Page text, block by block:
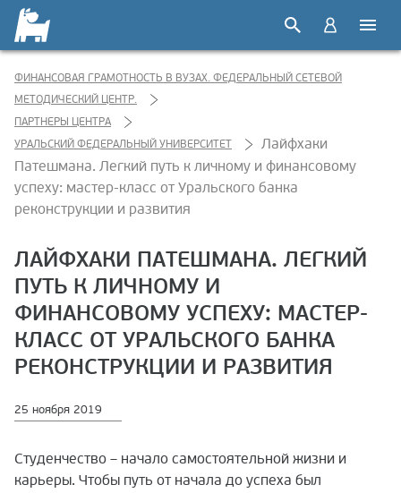
ФИНАНСОВАЯ ГРАМОТНОСТЬ В ВУЗАХ. ФЕДЕРАЛЬНЫЙ СЕТЕВОЙ
МЕТОДИЧЕСКИЙ ЦЕНТР.
ПАРТНЕРЫ ЦЕНТРА
УРАЛЬСКИЙ ФЕДЕРАЛЬНЫЙ УНИВЕРСИТЕТ
Лайфхаки
Патешмана. Легкий путь к личному и финансовому
успеху: мастер-класс от Уральского банка
реконструкции и развития
ЛАЙФХАКИ ПАТЕШМАНА. ЛЕГКИЙ
ПУТЬ К ЛИЧНОМУ И
ФИНАНСОВОМУ УСПЕХУ: МАСТЕР-
КЛАСС ОТ УРАЛЬСКОГО БАНКА
РЕКОНСТРУКЦИИ И РАЗВИТИЯ
25 ноября 2019
Студенчество – начало самостоятельной жизни и
карьеры. Чтобы путь от начала до успеха был